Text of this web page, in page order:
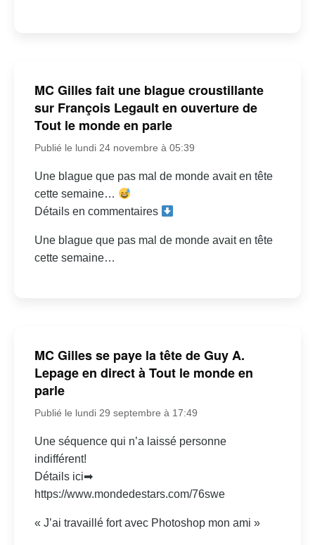
MC Gilles fait une blague croustillante
sur François Legault en ouverture de
Tout le monde en parle
Publié le lundi 24 novembre à 05:39
Une blague que pas mal de monde avait en tête
cette semaine…
Détails en commentaires
Une blague que pas mal de monde avait en tête
cette semaine…
MC Gilles se paye la tête de Guy A.
Lepage en direct à Tout le monde en
parle
Publié le lundi 29 septembre à 17:49
Une séquence qui n’a laissé personne
indifférent!
Détails ici➡
https://www.mondedestars.com/76swe
« J’ai travaillé fort avec Photoshop mon ami »